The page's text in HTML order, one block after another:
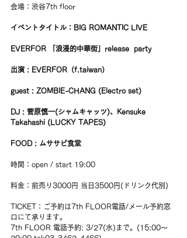
会場：渋谷7th floor
イベントタイトル：BIG ROMANTIC LIVE
EVERFOR 「浪漫的中華街」release  party
出演 : EVERFOR（f.taiwan）
guest : ZOMBIE-CHANG (Electro set)
DJ : 菅原慎一(シャムキャッツ)、Kensuke
Takahashi (LUCKY TAPES)
FOOD : ムササビ食堂
時間：open / start 19:00
料金：前売り3000円 当日3500円(ドリンク代別)
TICKET：ご予約は7th FLOOR電話/メール予約窓
口にて承ります。
7th FLOOR 電話予約: 3/27(水)まで。(15:00〜